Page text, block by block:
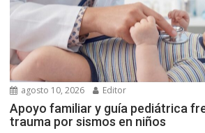
agosto 10, 2026 Editor
Apoyo familiar y guía pediátrica
trauma por sismos en niños